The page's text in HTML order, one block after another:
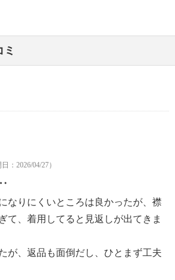
：2026/04/27）
なりにくいところは良かったが、襟
て、着用してると見返しが出てきま
が、返品も面倒だし、ひとまず工夫